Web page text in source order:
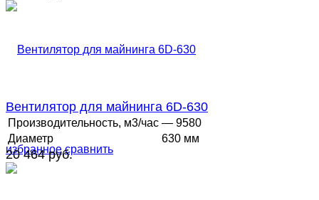
избранное сравнить
Вентилятор для майнинга 6D-630
Производительность, м3/час — 9580
Диаметр
630 мм
20 464 руб.